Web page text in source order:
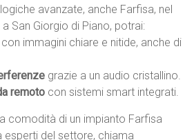
avanzate, anche Farfisa, nel
San Giorgio di Piano, potrai:
con immagini chiare e nitide, anche di
grazie a un audio cristallino.
remoto con sistemi smart integrati.
comodità di un impianto Farfisa
esperti del settore, chiama